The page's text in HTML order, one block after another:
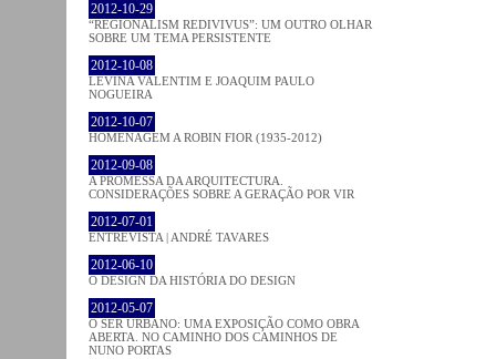
2012-10-29
“REGIONALISM REDIVIVUS”: UM OUTRO OLHAR
SOBRE UM TEMA PERSISTENTE
2012-10-08
LEVINA VALENTIM E JOAQUIM PAULO
NOGUEIRA
2012-10-07
HOMENAGEM A ROBIN FIOR (1935-2012)
2012-09-08
A PROMESSA DA ARQUITECTURA.
CONSIDERAÇÕES SOBRE A GERAÇÃO POR VIR
2012-07-01
ENTREVISTA | ANDRÉ TAVARES
2012-06-10
O DESIGN DA HISTÓRIA DO DESIGN
2012-05-07
O SER URBANO: UMA EXPOSIÇÃO COMO OBRA
ABERTA. NO CAMINHO DOS CAMINHOS DE
NUNO PORTAS